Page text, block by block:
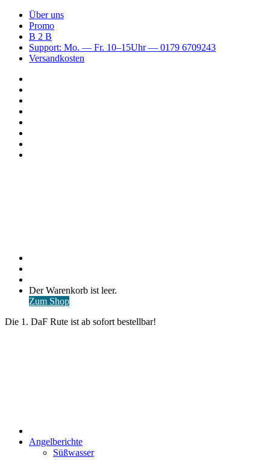
Über uns
Promo
B 2 B
Support: Mo. — Fr. 10–15Uhr — 0179 6709243
Versandkosten
Warenkorb
ansehen
Der Warenkorb ist leer.
Zum Shop
Die 1. DaF Rute ist ab sofort bestellbar!
Angelberichte
Süßwasser